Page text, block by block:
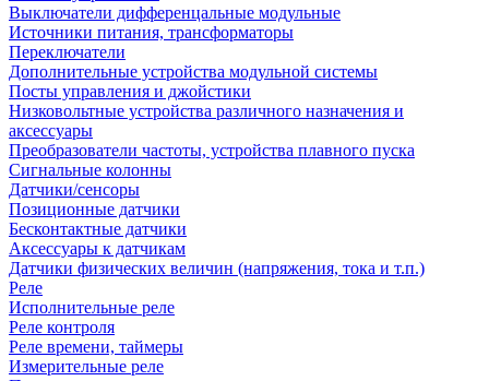
Выключатели дифференцальные модульные
Источники питания, трансформаторы
Переключатели
Дополнительные устройства модульной системы
Посты управления и джойстики
Низковольтные устройства различного назначения и
аксессуары
Преобразователи частоты, устройства плавного пуска
Сигнальные колонны
Датчики/сенсоры
Позиционные датчики
Бесконтактные датчики
Аксессуары к датчикам
Датчики физических величин (напряжения, тока и т.п.)
Реле
Исполнительные реле
Реле контроля
Реле времени, таймеры
Измерительные реле